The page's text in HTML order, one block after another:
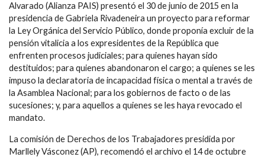
Alvarado (Alianza PAIS) presentó el 30 de junio de 2015 en la
presidencia de Gabriela Rivadeneira un proyecto para reformar
la Ley Orgánica del Servicio Público, donde proponía excluir de la
pensión vitalicia a los expresidentes de la República que
enfrenten procesos judiciales; para quienes hayan sido
destituidos; para quienes abandonaron el cargo; a quienes se les
impuso la declaratoria de incapacidad física o mental a través de
la Asamblea Nacional; para los gobiernos de facto o de las
sucesiones; y, para aquellos a quienes se les haya revocado el
mandato.
La comisión de Derechos de los Trabajadores presidida por
Marllely Vásconez (AP), recomendó el archivo el 14 de octubre